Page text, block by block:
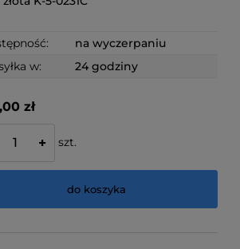
na wyczerpaniu
w:
24 godziny
zł
+ szt.
do koszyka